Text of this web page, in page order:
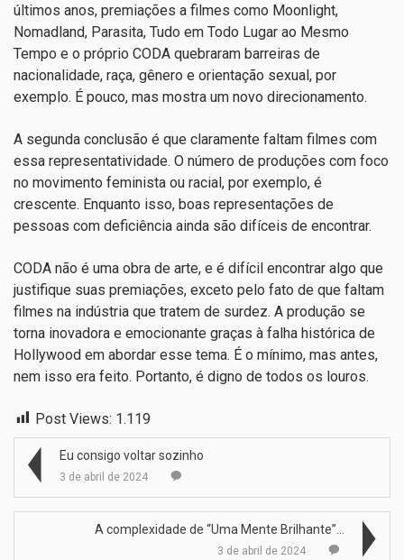
últimos anos, premiações a filmes como Moonlight,
Nomadland, Parasita, Tudo em Todo Lugar ao Mesmo
Tempo e o próprio CODA quebraram barreiras de
nacionalidade, raça, gênero e orientação sexual, por
exemplo. É pouco, mas mostra um novo direcionamento.
A segunda conclusão é que claramente faltam filmes com
essa representatividade. O número de produções com foco
no movimento feminista ou racial, por exemplo, é
crescente. Enquanto isso, boas representações de
pessoas com deficiência ainda são difíceis de encontrar.
CODA não é uma obra de arte, e é difícil encontrar algo que
justifique suas premiações, exceto pelo fato de que faltam
filmes na indústria que tratem de surdez. A produção se
torna inovadora e emocionante graças à falha histórica de
Hollywood em abordar esse tema. É o mínimo, mas antes,
nem isso era feito. Portanto, é digno de todos os louros.
Post Views: 1.119
Eu consigo voltar sozinho
3 de abril de 2024
A complexidade de “Uma Mente Brilhante”…
3 de abril de 2024